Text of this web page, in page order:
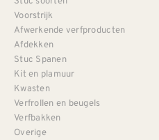
Voorstrijk
Afwerkende verfproducten
Afdekken
Stuc Spanen
Kit en plamuur
Kwasten
Verfrollen en beugels
Verfbakken
Overige